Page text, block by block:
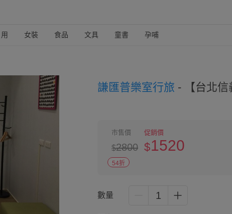
女裝 食品 文具 童書 孕哺
謙匯普樂室行旅 - 【台北
市售價
$2800
促銷價
$1520
54折
數量 1